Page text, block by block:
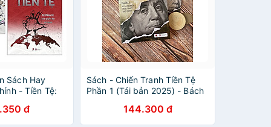
Sách Hay
- Tiền Tệ:
Nhất Thế
Tiền Tệ: Sự
đ
Sách - Chiến Tranh Tiền Tệ
Phần 1 (Tái bản 2025) - Bách
144.300 đ